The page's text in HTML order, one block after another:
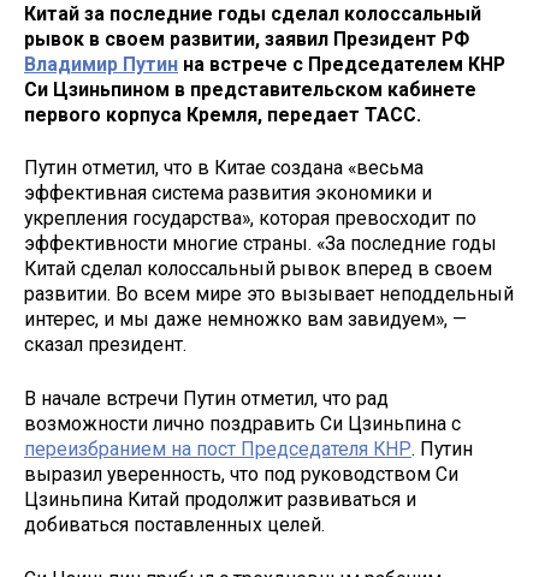
Китай за последние годы сделал колоссальный
рывок в своем развитии, заявил Президент РФ
Владимир Путин на встрече с Председателем КНР
Си Цзиньпином в представительском кабинете
первого корпуса Кремля, передает ТАСС.
Путин отметил, что в Китае создана «весьма
эффективная система развития экономики и
укрепления государства», которая превосходит по
эффективности многие страны. «За последние годы
Китай сделал колоссальный рывок вперед в своем
развитии. Во всем мире это вызывает неподдельный
интерес, и мы даже немножко вам завидуем», —
сказал президент.
В начале встречи Путин отметил, что рад
возможности лично поздравить Си Цзиньпина с
переизбранием на пост Председателя КНР. Путин
выразил уверенность, что под руководством Си
Цзиньпина Китай продолжит развиваться и
добиваться поставленных целей.